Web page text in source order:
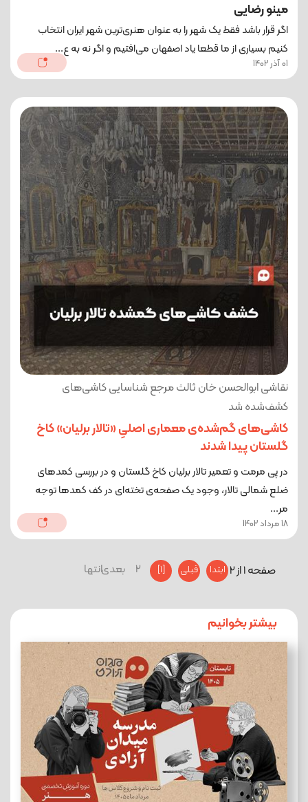
مینو رضایی
اگر قرار باشد فقط یک شهر را به عنوان هنری‌ترین شهر ایران انتخاب
کنیم بسیاری از ما قطعا یاد اصفهان می‌افتیم و اگر نه به ع...
01 آذر 1402
نقاشی ابوالحسن خان ثالث مرجع شناسایی کاشی‌های
کشف‌شده شد
کاشی‌های گم‌شده‌ی معماری اصلیِ «تالار برلیان» کاخ
گلستان پیدا شدند
در پی مرمت و تعمیر تالار برلیان کاخ گلستان و در بررسی کمدهای
ضلع شمالی تالار، وجود یک صفحه‌ی تخته‌ای در کف کمدها توجه
مر...
18 مرداد 1402
صفحه 1 از 2 ابتدا قبلی [1]
2 بعدیانتها
بیشتر بخوانیم